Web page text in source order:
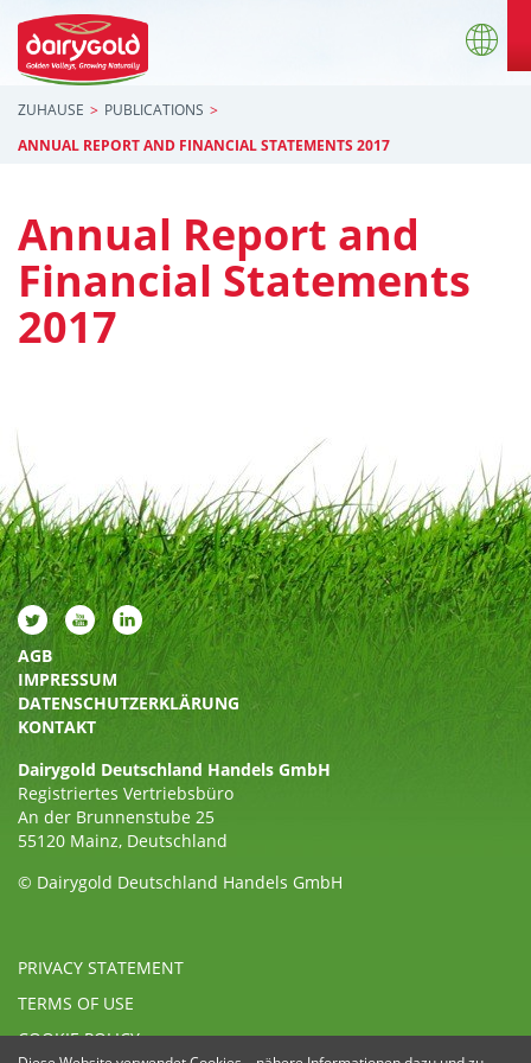
ZUHAUSE
PUBLICATIONS
ANNUAL REPORT AND FINANCIAL STATEMENTS 2017
Annual Report and
Financial Statements
2017
AGB
IMPRESSUM
DATENSCHUTZERKLÄRUNG
KONTAKT
Dairygold Deutschland Handels GmbH
Registriertes Vertriebsbüro
An der Brunnenstube 25
55120 Mainz, Deutschland
© Dairygold Deutschland Handels GmbH
PRIVACY STATEMENT
TERMS OF USE
COOKIE POLICY